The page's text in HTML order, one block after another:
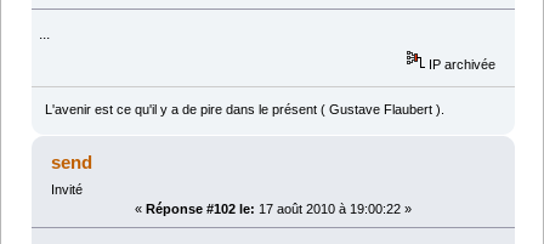
...
IP archivée
L'avenir est ce qu'il y a de pire dans le présent ( Gustave Flaubert ).
send
Invité
« Réponse #102 le: 17 août 2010 à 19:00:22 »